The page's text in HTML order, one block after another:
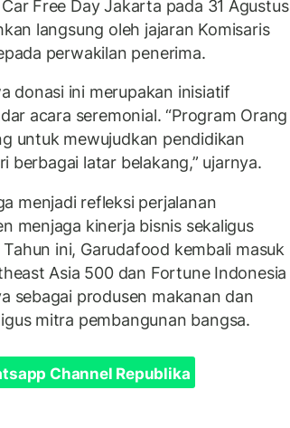
Free Day Jakarta pada 31 Agustus
langsung oleh jajaran Komisaris
perwakilan penerima.
donasi ini merupakan inisiatif
acara seremonial. “Program Orang
untuk mewujudkan pendidikan
berbagai latar belakang,” ujarnya.
menjadi refleksi perjalanan
menjaga kinerja bisnis sekaligus
ini, Garudafood kembali masuk
Asia 500 dan Fortune Indonesia
sebagai produsen makanan dan
mitra pembangunan bangsa.
Channel Republika